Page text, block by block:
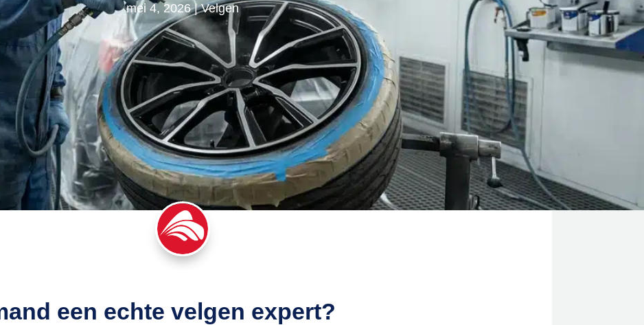
mei 4, 2026 Velgen
een echte velgen expert?